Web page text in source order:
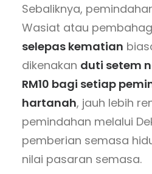
Sebaliknya,
Wasiat atau
selepas kematian
dikenakan duti setem
RM10 bagi setiap
hartanah, jauh lebih
pemindahan melalui
pemberian semasa
nilai pasaran semasa.